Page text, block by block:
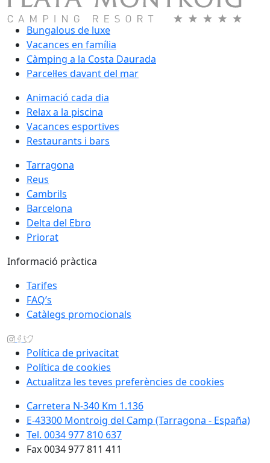
Bungalous de luxe
Vacances en família
Càmping a la Costa Daurada
Parcel·les davant del mar
Animació cada dia
Relax a la piscina
Vacances esportives
Restaurants i bars
Tarragona
Reus
Cambrils
Barcelona
Delta del Ebro
Priorat
Informació pràctica
Tarifes
FAQ’s
Catàlegs promocionals
Política de privacitat
Política de cookies
Actualitza les teves preferències de cookies
Carretera N-340 Km 1.136
E-43300 Montroig del Camp (Tarragona - España)
Tel. 0034 977 810 637
Fax 0034 977 811 411